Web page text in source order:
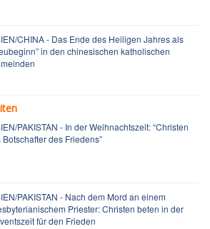
CHINA - Das Ende des Heiligen Jahres als
in den chinesischen katholischen
PAKISTAN - In der Weihnachtszeit: “Christen
Botschafter des Friedens”
PAKISTAN - Nach dem Mord an einem
Priester: Christen beten in der
für den Frieden